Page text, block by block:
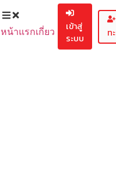
หน้าแรกเกี่ยวกับสถาบัน
รู้จักสถาบัน
เข้าสู่
ระบบ
ท